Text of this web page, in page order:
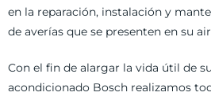
en la reparación, instalación y
de averías que se presenten en su
Con el fin de alargar la vida útil de
acondicionado Bosch realizamos